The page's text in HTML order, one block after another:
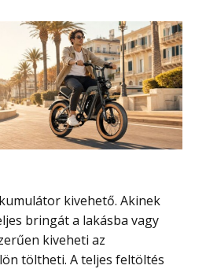
bringát a lakásba vagy
kiveheti az
töltheti. A teljes feltöltés